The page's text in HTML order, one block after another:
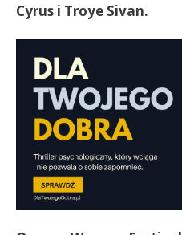
Cyrus i Troye Sivan.